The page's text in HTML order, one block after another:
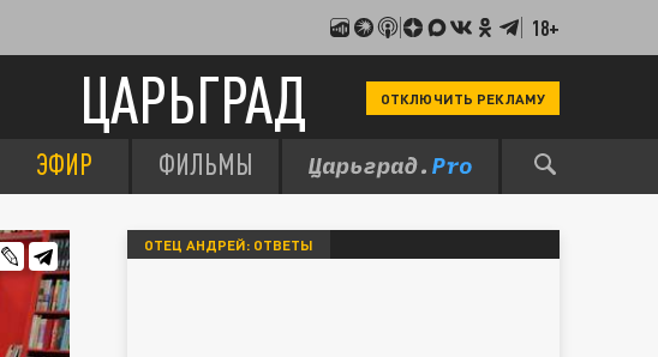
18+
ЦАРЬГРАД ОТКЛЮЧИТЬ РЕКЛАМУ
ЭФИР ФИЛЬМЫ
ОТЕЦ АНДРЕЙ: ОТВЕТЫ